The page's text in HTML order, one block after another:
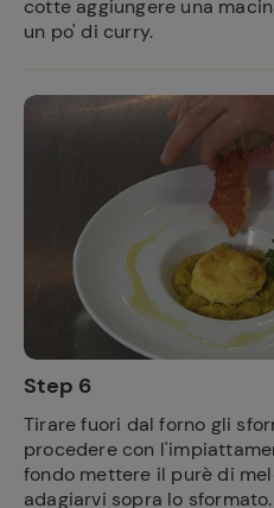
cotte aggiungere una
un po' di curry.
Step 6
Tirare fuori dal forno gli
procedere con
fondo mettere il purè di
adagiarvi sopra lo